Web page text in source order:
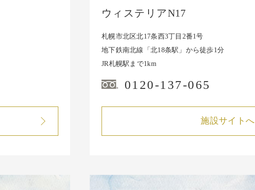
ウィステリアN17
札幌市北区北17条西3丁目2番1号
地下鉄南北線「北18条駅」から徒歩1分
JR札幌駅まで1km
0120-137-065
施設サイトへ